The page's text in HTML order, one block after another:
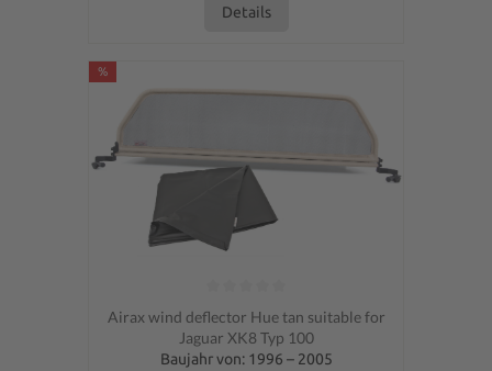
Details
%
Average rating of 0 out of 5 stars
Airax wind deflector Hue tan suitable for
Jaguar XK8 Typ 100
Baujahr von: 1996 – 2005